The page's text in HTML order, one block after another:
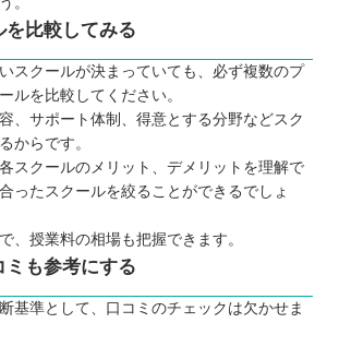
ログラミング教室HALLO
ジタネ プログラミング教室
ロクラ
（スイミー）
たスクールを選ぼう
比較してみる
スクールが決まっていても、必ず複数のプ
ルを比較してください。
、サポート体制、得意とする分野などスク
からです。
スクールのメリット、デメリットを理解で
ったスクールを絞ることができるでしょ
、授業料の相場も把握できます。
ミも参考にする
基準として、口コミのチェックは欠かせま